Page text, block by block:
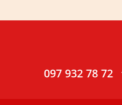
097 932 78 72